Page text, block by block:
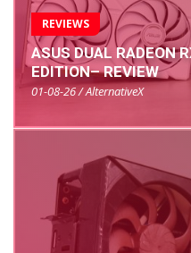
REVIEWS
ASUS DUAL RADEON
EDITION– REVIEW
01-08-26 / AlternativeX